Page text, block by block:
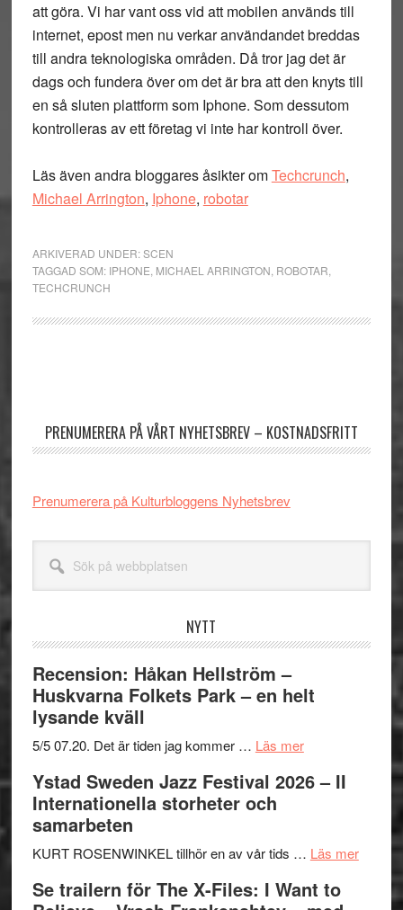
att göra. Vi har vant oss vid att mobilen används till
internet, epost men nu verkar användandet breddas
till andra teknologiska områden. Då tror jag det är
dags och fundera över om det är bra att den knyts till
en så sluten plattform som Iphone. Som dessutom
kontrolleras av ett företag vi inte har kontroll över.
Läs även andra bloggares åsikter omTechcrunch,
Michael Arrington, Iphone, robotar
ARKIVERAD UNDER:SCEN
TAGGAD SOM: IPHONE MICHAEL ARRINGTON ROBOTAR
TECHCRUNCH
PRENUMERERA PÅ VÅRT NYHETSBREV – KOSTNADSFRITT
Prenumerera på Kulturbloggens Nyhetsbrev
webbplatsen
NYTT
Recension: Håkan Hellström –
Huskvarna Folkets Park – en helt
lysande kväll
5/5 07.20. Det är tiden jag kommer … Läs merom
Håkan
Huskvarna
Park
Ystad Sweden Jazz Festival 2026 – II
Internationella storheter och
samarbeten
KURT ROSENWINKEL tillhör en av vår tids … Läs merom
Se trailern för The X-Files: I Want to